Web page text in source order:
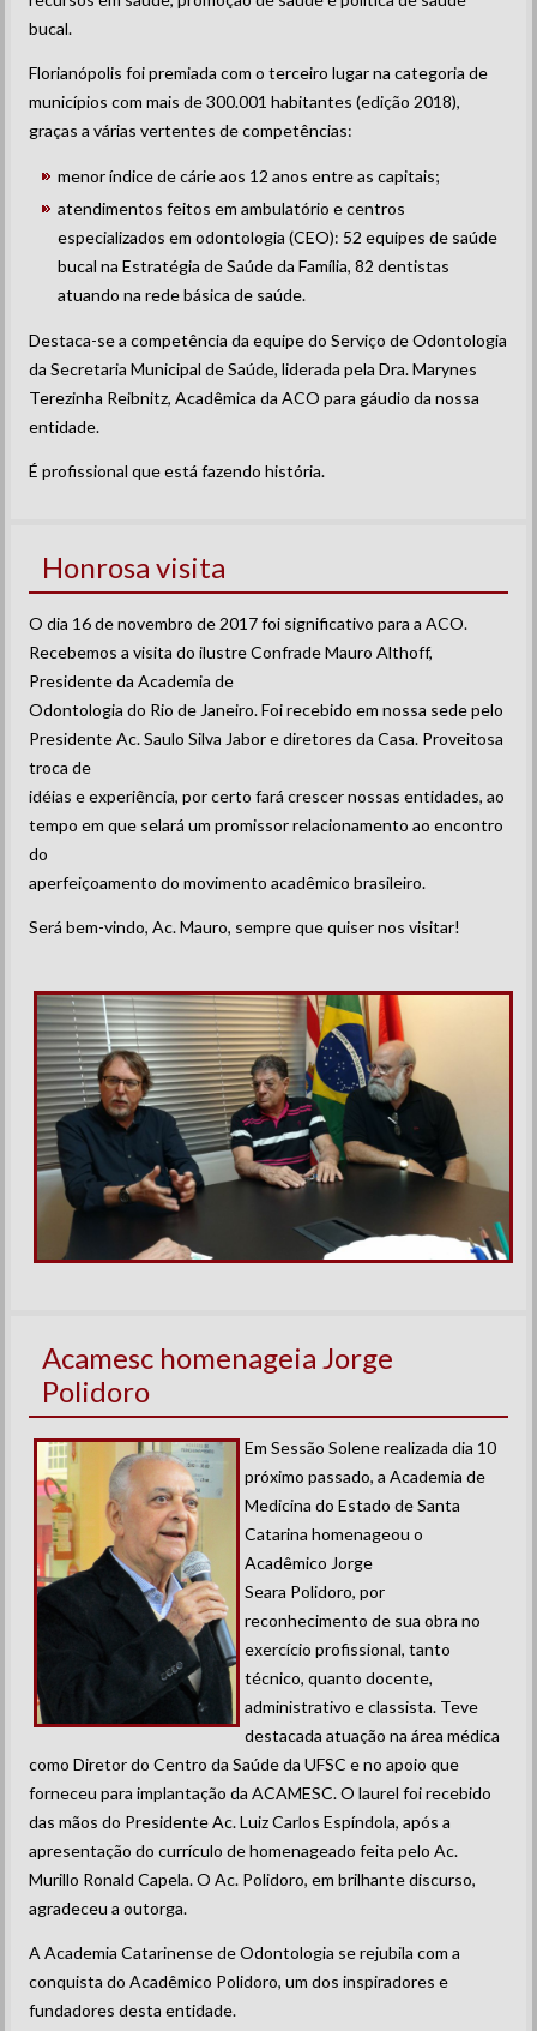
bucal.
Florianópolis foi premiada com o terceiro lugar na categoria de
municípios com mais de 300.001 habitantes (edição 2018),
graças a várias vertentes de competências:
menor índice de cárie aos 12 anos entre as capitais;
atendimentos feitos em ambulatório e centros
especializados em odontologia (CEO): 52 equipes de saúde
bucal na Estratégia de Saúde da Família, 82 dentistas
atuando na rede básica de saúde.
Destaca-se a competência da equipe do Serviço de Odontologia
da Secretaria Municipal de Saúde, liderada pela Dra. Marynes
Terezinha Reibnitz, Acadêmica da ACO para gáudio da nossa
entidade.
É profissional que está fazendo história.
Honrosa visita
O dia 16 de novembro de 2017 foi significativo para a ACO.
Recebemos a visita do ilustre Confrade Mauro Althoff,
Presidente da Academia de
Odontologia do Rio de Janeiro. Foi recebido em nossa sede pelo
Presidente Ac. Saulo Silva Jabor e diretores da Casa. Proveitosa
troca de
idéias e experiência, por certo fará crescer nossas entidades, ao
tempo em que selará um promissor relacionamento ao encontro
do
aperfeiçoamento do movimento acadêmico brasileiro.
Será bem-vindo, Ac. Mauro, sempre que quiser nos visitar!
Acamesc homenageia Jorge
Polidoro
Em Sessão Solene realizada dia 10
próximo passado, a Academia de
Medicina do Estado de Santa
Catarina homenageou o
Acadêmico Jorge
Seara Polidoro, por
reconhecimento de sua obra no
exercício profissional, tanto
técnico, quanto docente,
administrativo e classista. Teve
destacada atuação na área médica
como Diretor do Centro da Saúde da UFSC e no apoio que
forneceu para implantação da ACAMESC. O laurel foi recebido
das mãos do Presidente Ac. Luiz Carlos Espíndola, após a
apresentação do currículo de homenageado feita pelo Ac.
Murillo Ronald Capela. O Ac. Polidoro, em brilhante discurso,
agradeceu a outorga.
A Academia Catarinense de Odontologia se rejubila com a
conquista do Acadêmico Polidoro, um dos inspiradores e
fundadores desta entidade.